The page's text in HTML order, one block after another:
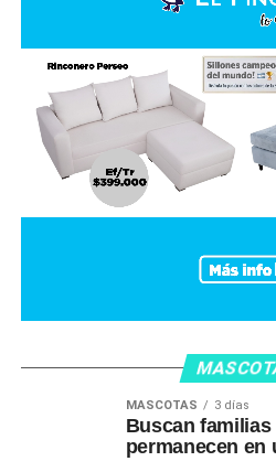
MASCOTAS 3 días
Buscan
permanecen en